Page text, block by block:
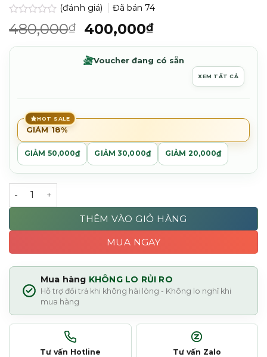
Được
xếp
0.0
(đánh giá) Đã bán 74
480,000₫
Giá
gốc
là:
400,000₫Giá
hiện
tại
400,000₫.
Voucher đang có sẵn
XEM TẤT CẢ
HOT SALE
GIẢM 18%
GIẢM 50,000₫ GIẢM 30,000₫ GIẢM 20,000₫
Sữa rửa mặt và kem cạo râu Shear Revival High Seas
THÊM VÀO GIỎ HÀNG
MUA NGAY
Mua hàng KHÔNG LO RỦI RO
Hỗ trợ đổi trả khi không hài lòng - Không lo nghĩ khi
mua hàng
Tư vấn Hotline Tư vấn Zalo